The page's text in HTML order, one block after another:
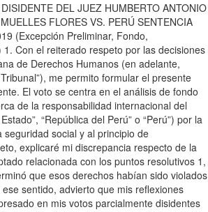
DEL JUEZ HUMBERTO ANTONIO
FLORES VS. PERÚ SENTENCIA
(Excepción Preliminar, Fondo,
1. Con el reiterado respeto por las decisiones
de Derechos Humanos (en adelante,
me permito formular el presente
El voto se centra en el análisis de fondo
de la responsabilidad internacional del
“República del Perú” o “Perú”) por la
seguridad social y al principio de
explicaré mi discrepancia respecto de la
relacionada con los puntos resolutivos 1,
que esos derechos habían sido violados
sentido, advierto que mis reflexiones
en mis votos parcialmente disidentes